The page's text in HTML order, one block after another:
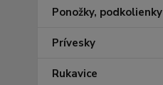
Ponožky, podkolienky
Prívesky
Rukavice